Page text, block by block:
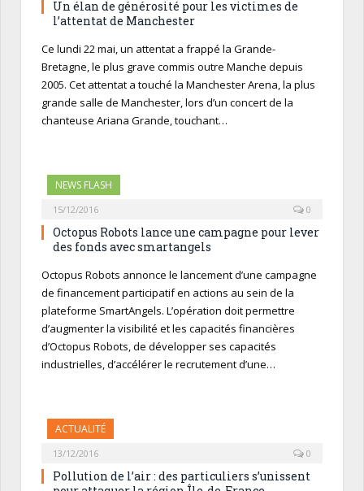
Un élan de générosité pour les victimes de
l’attentat de Manchester
Ce lundi 22 mai, un attentat a frappé la Grande-
Bretagne, le plus grave commis outre Manche depuis
2005. Cet attentat a touché la Manchester Arena, la plus
grande salle de Manchester, lors d’un concert de la
chanteuse Ariana Grande, touchant…
NEWS FLASH
15/12/2016 0
Octopus Robots lance une campagne pour lever
des fonds avec smartangels
Octopus Robots annonce le lancement d’une campagne
de financement participatif en actions au sein de la
plateforme SmartAngels. L’opération doit permettre
d’augmenter la visibilité et les capacités financières
d’Octopus Robots, de développer ses capacités
industrielles, d’accélérer le recrutement d’une…
ACTUALITÉ
13/12/2016 0
Pollution de l’air : des particuliers s’unissent